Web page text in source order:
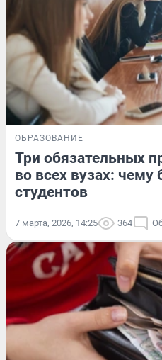
ОБРАЗОВАНИЕ
Три обязательных
во всех вузах: чему
студентов
7 марта, 2026, 14:25 364